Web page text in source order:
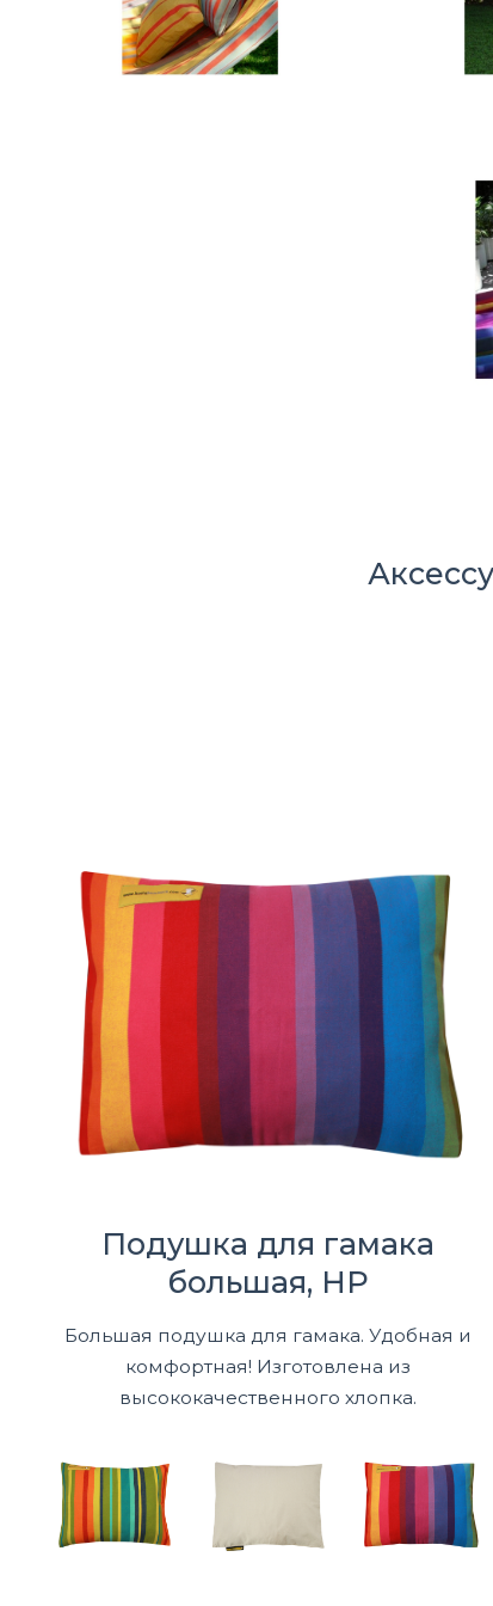
Подушка для гамака
большая, HP
Большая подушка для гамака. Удобная и
комфортная! Изготовлена из
высококачественного хлопка.